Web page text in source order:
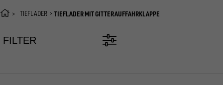
TIEFLADER TIEFLADER MIT GITTERAUFFAHRKLAPPE
FILTER